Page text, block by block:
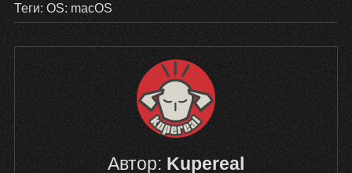
Теги: OS: macOS
Автор: Kupereal